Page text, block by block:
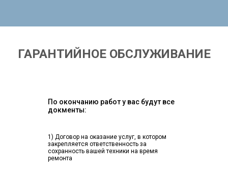
ГАРАНТИЙНОЕ ОБСЛУЖИВАНИЕ
По окончанию работ у вас будут все
докменты:
1) Договор на оказание услуг, в котором
закрепляется ответственность за
сохранность вашей техники на время
ремонта